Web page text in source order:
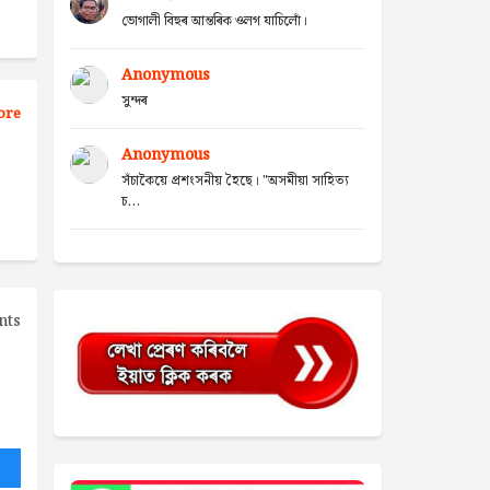
ভোগালী বিহুৰ আন্তৰিক ওলগ যাচিলোঁ।
Anonymous
সুন্দৰ
Anonymous
সঁচাকৈয়ে প্ৰশংসনীয় হৈছে। "অসমীয়া সাহিত্য
চ...